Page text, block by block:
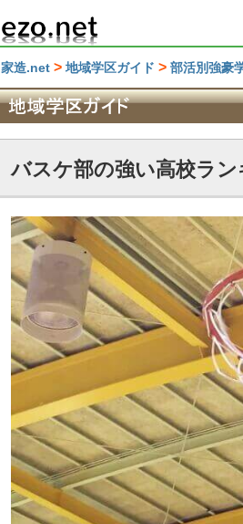
家造.net > 地域学区ガイド > 部活別強豪
バスケ部の強い高校ラ